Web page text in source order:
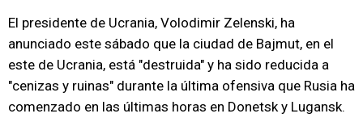
El presidente de Ucrania, Volodimir Zelenski, ha
anunciado este sábado que la ciudad de Bajmut, en el
este de Ucrania, está "destruida" y ha sido reducida a
"cenizas y ruinas" durante la última ofensiva que Rusia ha
comenzado en las últimas horas en Donetsk y Lugansk.